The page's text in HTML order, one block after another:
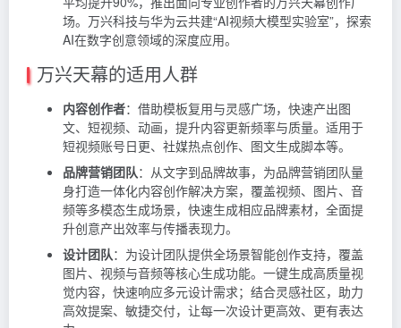
场。万兴科技与华为云共建“AI视频大模型实验室”，探索
AI在数字创意领域的深度应用。
万兴天幕的适用人群
内容创作者：借助模板复用与灵感广场，快速产出图
文、短视频、动画，提升内容更新频率与质量。适用于
短视频账号日更、社媒热点创作、图文生成脚本等。
品牌营销团队：从文字到品牌故事，为品牌营销团队量
身打造一体化内容创作解决方案，覆盖视频、图片、音
频等多模态生成场景，快速生成相应品牌素材，全面提
升创意产出效率与传播表现力。
设计团队：为设计团队提供全场景智能创作支持，覆盖
图片、视频与音频等核心生成功能。一键生成高质量视
觉内容，快速响应多元设计需求；结合灵感社区，助力
高效提案、敏捷交付，让每一次设计更高效、更有表达